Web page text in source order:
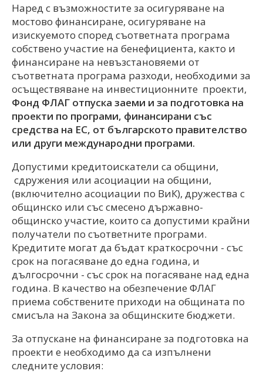
Наред с възможностите за осигуряване на
мостово финансиране, осигуряване на
изискуемото според съответната програма
собствено участие на бенефициента, както и
финансиране на невъзстановяеми от
съответната програма разходи, необходими за
осъществяване на инвестиционните проекти,
Фонд ФЛАГ отпуска заеми и за подготовка на
проекти по програми, финансирани със
средства на ЕС, от българското правителство
или други международни програми.
Допустими кредитоискатели са общини,
сдружения или асоциации на общини,
(включително асоциации по ВиК), дружества с
общинско или със смесено държавно-
общинско участие, които са допустими крайни
получатели по съответните програми.
Кредитите могат да бъдат краткосрочни - със
срок на погасяване до една година, и
дългосрочни - със срок на погасяване над една
година. В качество на обезпечение ФЛАГ
приема собствените приходи на общината по
смисъла на Закона за общинските бюджети.
За отпускане на финансиране за подготовка на
проекти е необходимо да са изпълнени
следните условия: